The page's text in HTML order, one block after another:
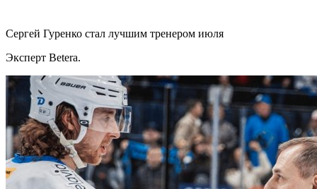
Сергей Гуренко стал лучшим тренером июля
Эксперт Betera.